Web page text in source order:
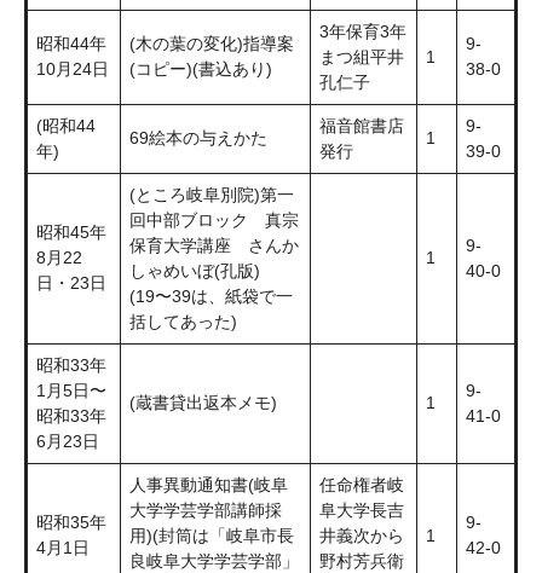
昭和44年
10月24日
(木の葉の変化)指導案
(コピー)(書込あり)
3年保育3年
まつ組平井
孔仁子
1
9-
38-0
(昭和44
年)
69絵本の与えかた
福音館書店
発行
1
9-
39-0
昭和45年
8月22
日・23日
(ところ岐阜別院)第一
回中部ブロック 真宗
保育大学講座 さんか
しゃめいぼ(孔版)
(19〜39は、紙袋で一
括してあった)
1
9-
40-0
昭和33年
1月5日〜
昭和33年
6月23日
(蔵書貸出返本メモ) 1
9-
41-0
昭和35年
4月1日
人事異動通知書(岐阜
大学学芸学部講師採
用)(封筒は「岐阜市長
良岐阜大学学芸学部」
任命権者岐
阜大学長吉
井義次から
野村芳兵衛
1
9-
42-0